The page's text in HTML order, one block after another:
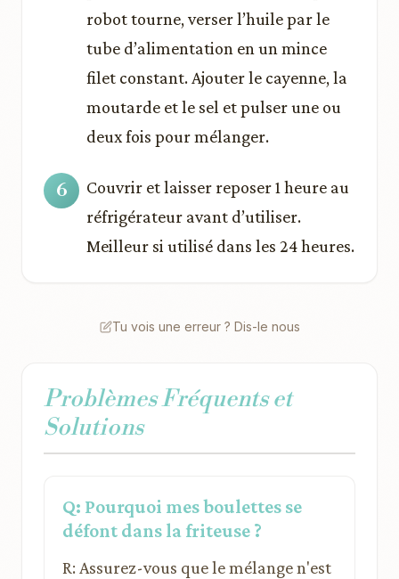
robot tourne, verser l’huile par le
tube d’alimentation en un mince
filet constant. Ajouter le cayenne, la
moutarde et le sel et pulser une ou
deux fois pour mélanger.
Couvrir et laisser reposer 1 heure au
réfrigérateur avant d’utiliser.
Meilleur si utilisé dans les 24 heures.
Tu vois une erreur ? Dis-le nous
Problèmes Fréquents et
Solutions
Q: Pourquoi mes boulettes se
défont dans la friteuse ?
R: Assurez-vous que le mélange n'est